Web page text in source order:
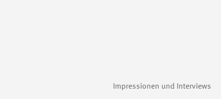
Impressionen und Interviews